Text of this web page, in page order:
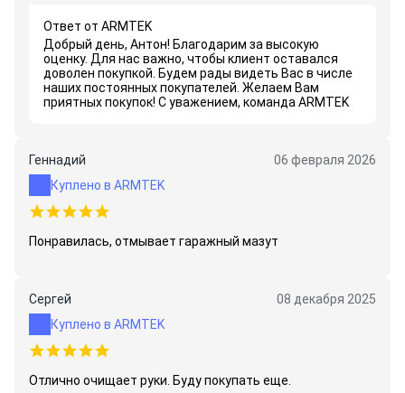
Ответ от ARMTEK
Добрый день, Антон! Благодарим за высокую
оценку. Для нас важно, чтобы клиент оставался
доволен покупкой. Будем рады видеть Вас в числе
наших постоянных покупателей. Желаем Вам
приятных покупок! С уважением, команда ARMTEK
Геннадий
06 февраля 2026
Куплено в ARMTEK
Понравилась, отмывает гаражный мазут
Сергей
08 декабря 2025
Куплено в ARMTEK
Отлично очищает руки. Буду покупать еще.